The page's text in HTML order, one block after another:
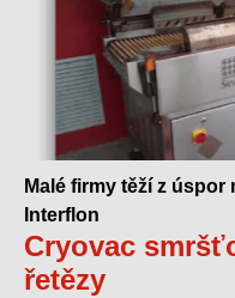
Malé firmy těží z
Interflon
Cryovac
řetězy